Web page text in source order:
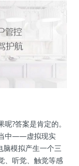
?答案是肯定的。
中——虚拟现实
脑模拟产生一个三
、听觉、触觉等感